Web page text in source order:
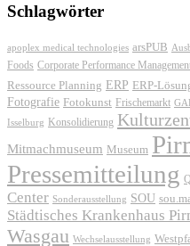
Schlagwörter
apoplex medical technologies arsPUB
Foods Corporate Performance
Ressource Planning ERP ERP-
Fotografie Fotokunst Frischemarkt
Isselburg Konsolidierung
Mitmachmuseum Museum
Pressemitteilung
Center Sonderausstellung SOU
Städtisches Krankenhaus
Wasgau Wechselausstellung